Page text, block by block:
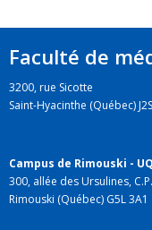
Faculté de
3200, rue Sicotte
Saint-Hyacinthe (Québec)
Campus de Rimouski -
300, allée des Ursulines,
Rimouski (Québec) G5L 3A1